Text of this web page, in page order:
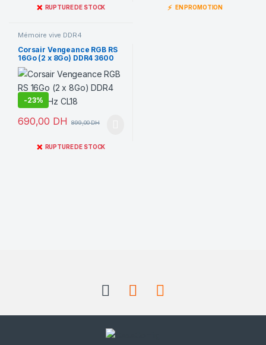
❌ RUPTURE DE STOCK ⚡ EN PROMOTION
Mémoire vive DDR4
Corsair Vengeance RGB RS
16Go (2 x 8Go) DDR4 3600
MHz CL18
-23%
690,00 DH 899,00DH
❌ RUPTURE DE STOCK